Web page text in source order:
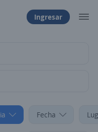
Ingresar
Fecha